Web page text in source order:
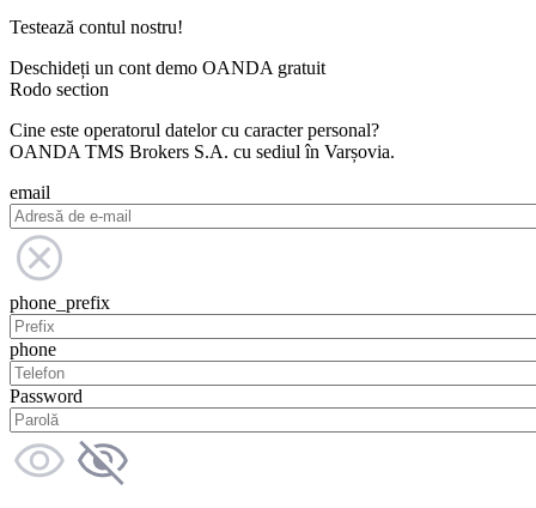
Testează contul nostru!
Deschideți un cont demo OANDA gratuit
Rodo section
Cine este operatorul datelor cu caracter personal?
OANDA TMS Brokers S.A. cu sediul în Varșovia.
email
phone_prefix
phone
Password